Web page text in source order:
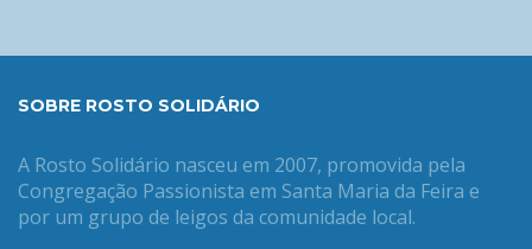
SOBRE ROSTO SOLIDÁRIO
A Rosto Solidário nasceu em 2007, promovida pela
Congregação Passionista em Santa Maria da Feira e
por um grupo de leigos da comunidade local.